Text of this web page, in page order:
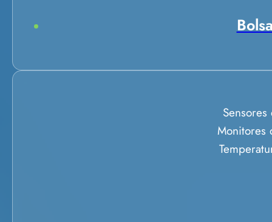
Sensores
Monitores